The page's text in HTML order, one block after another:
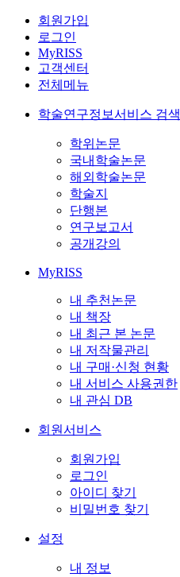
회원가입
로그인
MyRISS
고객센터
전체메뉴
학술연구정보서비스 검색
학위논문
국내학술논문
해외학술논문
학술지
단행본
연구보고서
공개강의
MyRISS
내 추천논문
내 책장
내 최근 본 논문
내 저작물관리
내 구매·신청 현황
내 서비스 사용권한
내 관심 DB
회원서비스
회원가입
로그인
아이디 찾기
비밀번호 찾기
설정
내 정보